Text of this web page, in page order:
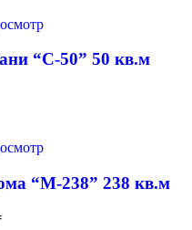
“С-50” 50 кв.м
“М-238” 238 кв.м